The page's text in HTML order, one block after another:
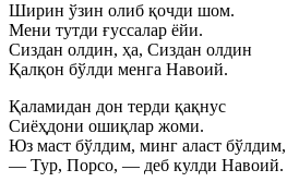
Ширин ўзин олиб қочди шом.
Мени тутди ғуссалар ёйи.
Сиздан олдин, ҳа, Сиздан олдин
Қалқон бўлди менга Навоий.
Қаламидан дон терди қақнус
Сиёҳдони ошиқлар жоми.
Юз маст бўлдим, минг аласт бўлдим,
— Тур, Порсо, — деб кулди Навоий.